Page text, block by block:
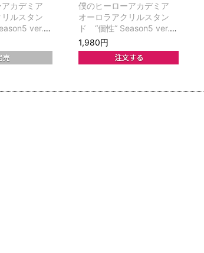
アカデミア
ルスタン
ver.
僕のヒーローアカデミア
オーロラアクリルスタン
ド “個性“ Season5 ver.
飯田天哉
1,980円